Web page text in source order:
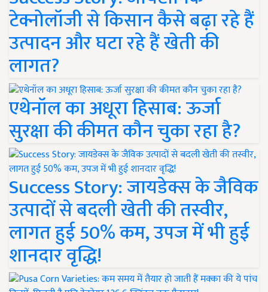
टेक्नोलॉजी से किसान कैसे बढ़ा रहे हैं
उत्पादन और घटा रहे हैं खेती की
लागत?
एथेनॉल का अधूरा हिसाब: ऊर्जा
सुरक्षा की कीमत कौन चुका रहा है?
Success Story: जायडेक्स के जैविक
उत्पादों से बदली खेती की तस्वीर,
लागत हुई 50% कम, उपज में भी हुई
शानदार वृद्धि!